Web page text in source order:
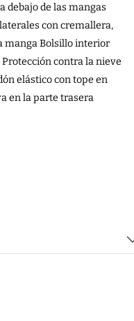
debajo de las mangas
con cremallera,
manga Bolsillo interior
contra la nieve
elástico con tope en
en la parte trasera